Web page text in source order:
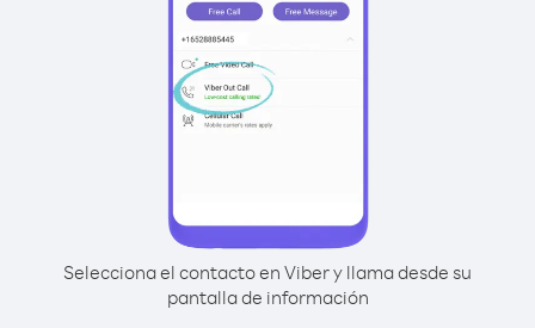
Selecciona el contacto en Viber y llama desde su
pantalla de información